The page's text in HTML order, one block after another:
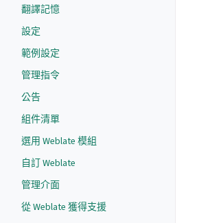
翻譯記憶
設定
範例設定
管理指令
公告
組件清單
選用 Weblate 模組
自訂 Weblate
管理介面
從 Weblate 獲得支援